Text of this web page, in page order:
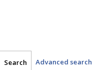
Search Advanced search